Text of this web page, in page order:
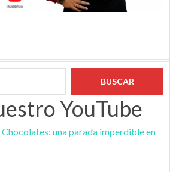
YouTube
una parada imperdible en